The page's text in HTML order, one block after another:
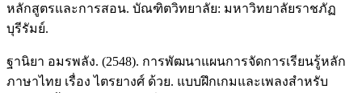
หลักสูตรและการสอน. บัณฑิตวิทยาลัย: มหาวิทยาลัยราชภัฏ
บุรีรัมย์.
ฐานิยา อมรพลัง. (2548). การพัฒนาแผนการจัดการเรียนรู้หลัก
ภาษาไทย เรื่อง ไตรยางศ์ ด้วย. แบบฝึกเกมและเพลงสําหรับ